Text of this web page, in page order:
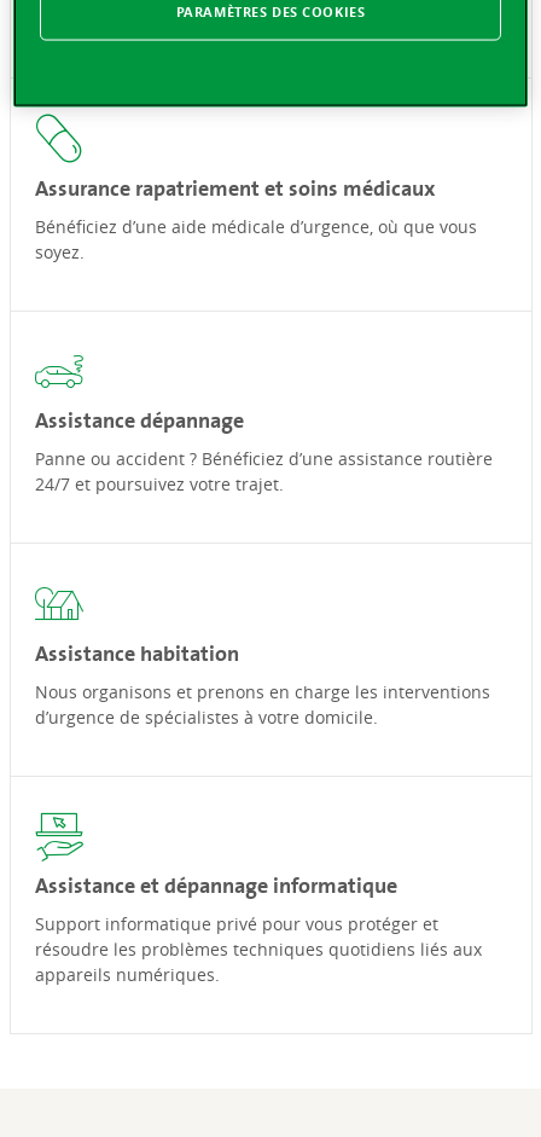
Ne laissez pas un imprévu ruiner vos projets de voyage.
Assurance rapatriement et soins médicaux
Bénéficiez d’une aide médicale d’urgence, où que vous
soyez.
Assistance dépannage
Panne ou accident ? Bénéficiez d’une assistance routière
24/7 et poursuivez votre trajet.
Assistance habitation
Nous organisons et prenons en charge les interventions
d’urgence de spécialistes à votre domicile.
Assistance et dépannage informatique
Support informatique privé pour vous protéger et
résoudre les problèmes techniques quotidiens liés aux
appareils numériques.
PARAMÈTRES DES COOKIES